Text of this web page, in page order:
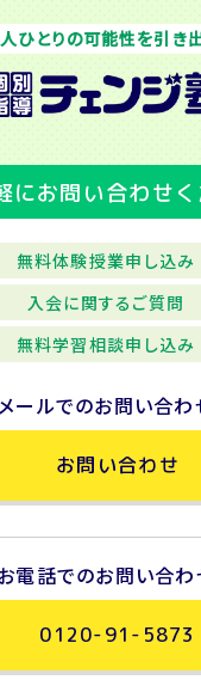
ひとりの可能性を引き出
にお問い合わせ
無料体験授業申し込み
入会に関するご質問
無料学習相談申し込み
メールでのお問い合わ
お問い合わせ
電話でのお問い合わ
0120-91-5873